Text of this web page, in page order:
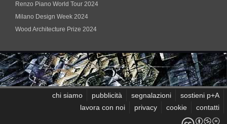
Renzo Piano World Tour 2024
Milano Design Week 2024
Wood Architecture Prize 2024
chi siamo pubblicità segnalazioni
sostieni p+A
lavora con noi
privacy cookie contatti